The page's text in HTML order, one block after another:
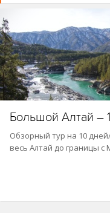
Большой Алтай –
Обзорный тур на 10
весь Алтай до границы с